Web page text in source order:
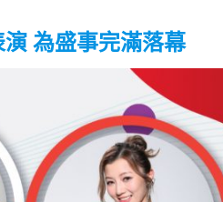
為盛事完滿落幕